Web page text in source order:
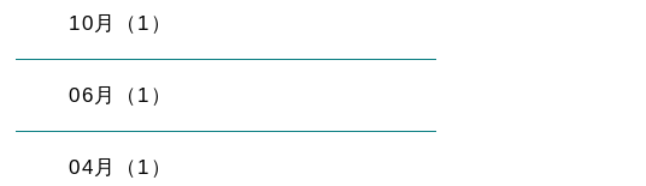
10月（1）
06月（1）
04月（1）